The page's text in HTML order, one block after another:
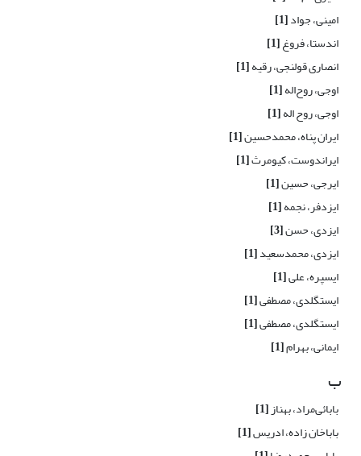
امینی، جواد[1]
اندستا، فروغ[1]
انصاری قولنجی، رقیه[1]
اوجی، روح‌اله[1]
اوجی، روح اله[1]
ایران پناه، محمدحسین[1]
ایراندوست، کیومرث[1]
ایرجی، حسین[1]
ایزدفر، نجمه[1]
ایزدی، حسن[3]
ایزدی، محمدسعید[1]
ایسپره، علی[1]
ایستگلدی، مصطفی[1]
ایستگلدی، مصطفی[1]
ایمانی، بهرام[1]
ب
بابائی‌مراد، بهناز[1]
باباخان زاده، ادریس[1]